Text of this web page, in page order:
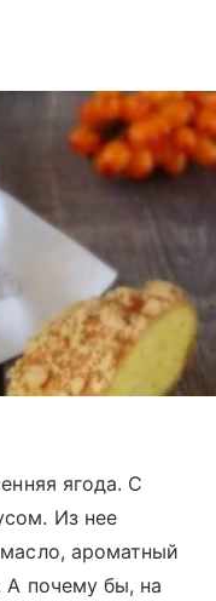
ягода. С
Из нее
ароматный
А почему бы, на